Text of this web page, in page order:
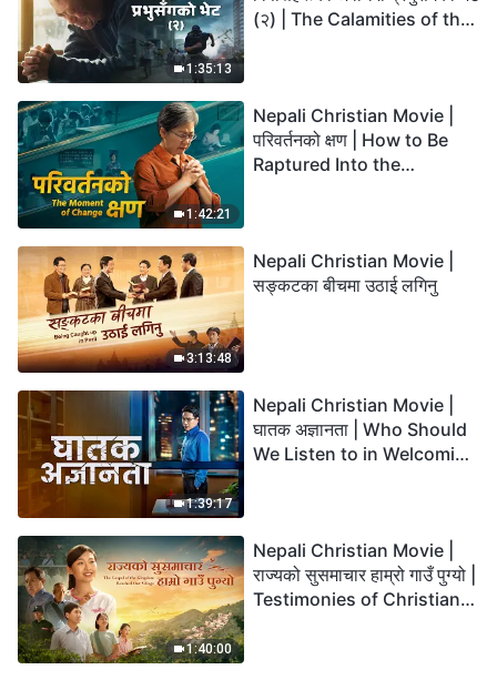
1:35:13
(२) | The Calamities of the
1:42:21
Nepali Christian Movie |
परिवर्तनको क्षण | How to Be
Raptured Into the
3:13:48
Nepali Christian Movie |
सङ्कटका बीचमा उठाई लगिनु
1:39:17
Nepali Christian Movie |
घातक अज्ञानता | Who Should
We Listen to in Welcoming
1:40:00
Nepali Christian Movie |
राज्यको सुसमाचार हाम्रो गाउँ पुग्यो |
Testimonies of Christians